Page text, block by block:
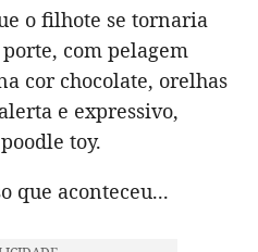
o filhote se tornaria
com pelagem
cor chocolate, orelhas
e expressivo,
toy.
que aconteceu...